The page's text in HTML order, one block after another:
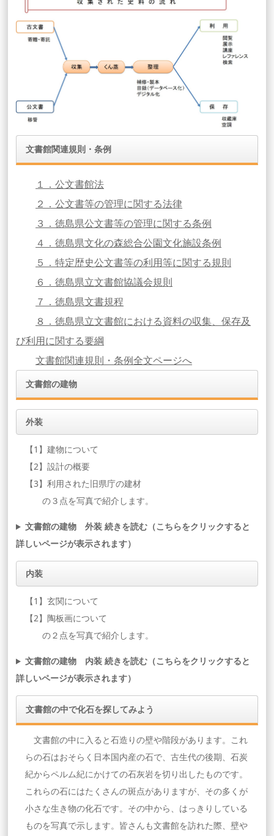
文書館関連規則・条例
１．公文書館法
２．公文書等の管理に関する法律
３．徳島県公文書等の管理に関する条例
４．徳島県文化の森総合公園文化施設条例
５．特定歴史公文書等の利用等に関する規則
６．徳島県立文書館協議会規則
７．徳島県文書規程
８．徳島県立文書館における資料の収集、保存及
び利用に関する要綱
文書館関連規則・条例全文ページへ
文書館の建物
外装
【1】建物について
【2】設計の概要
【3】利用された旧県庁の建材
の３点を写真で紹介します。
文書館の建物 外装 続きを読む（こちらをクリックすると
詳しいページが表示されます）
内装
【1】玄関について
【2】陶板画について
の２点を写真で紹介します。
文書館の建物 内装 続きを読む（こちらをクリックすると
詳しいページが表示されます）
文書館の中で化石を探してみよう
文書館の中に入ると石造りの壁や階段があります。これ
らの石はおそらく日本国内産の石で、古生代の後期、石炭
紀からペルム紀にかけての石灰岩を切り出したものです。
これらの石にはたくさんの斑点がありますが、その多くが
小さな生き物の化石です。その中から、はっきりしている
ものを写真で示します。皆さんも文書館を訪れた際、壁や